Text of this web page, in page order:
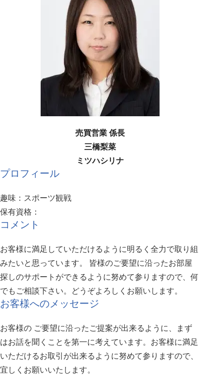
売買営業 係長
三橋梨菜
ミツハシリナ
プロフィール
趣味：スポーツ観戦
保有資格：
コメント
お客様に満足していただけるように明るく全力で取り組
みたいと思っています。 皆様のご要望に沿ったお部屋
探しのサポートができるように努めて参りますので、何
でもご相談下さい。どうぞよろしくお願いします。
お客様へのメッセージ
お客様の ご要望に沿ったご提案が出来るように、まず
はお話を聞くことを第一に考えています。お客様に満足
いただけるお取引が出来るように努めて参りますので、
宜しくお願いいたします。